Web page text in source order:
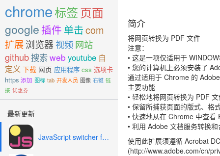
chrome标签页面
google 插件 单击com
扩展浏览器 视频网站
github搜索web youtube 自
定义 下载 网页 应用程序 css 选项卡
https 添加 图标 tab 开发人员 图像 右键 链
接 优惠券
最新更新
JavaScript switcher for SEO and development
简介
将网页转换为 PDF 文件
注意：
• 这是一项仅适用于
• 您的计算机上必须安装了
通过适用于 Chrome 的
主要功能
• 轻松地将网页转换为 PDF
• 保留所捕获页面的版式、格
• 快速地从在 Chrome 中查
• 利用 Adobe 文档服务转换
使用此扩展须遵循 Acrobat
(http://www.adobe.com/cn/